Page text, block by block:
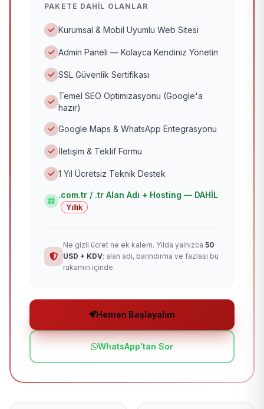
PAKETE DAHIL OLANLAR
Kurumsal & Mobil Uyumlu Web Sitesi
Admin Paneli — Kolayca Kendiniz Yönetin
SSL Güvenlik Sertifikası
Temel SEO Optimizasyonu (Google'a
hazır)
Google Maps & WhatsApp Entegrasyonu
İletişim & Teklif Formu
1 Yıl Ücretsiz Teknik Destek
.com.tr / .tr Alan Adı + Hosting — DAHİL
Yıllık
Ne gizli ücret ne ek kalem. Yılda yalnızca 50
USD + KDV; alan adı, barındırma ve fazlası bu
rakamın içinde.
Hemen Başlayalım
WhatsApp'tan Sor